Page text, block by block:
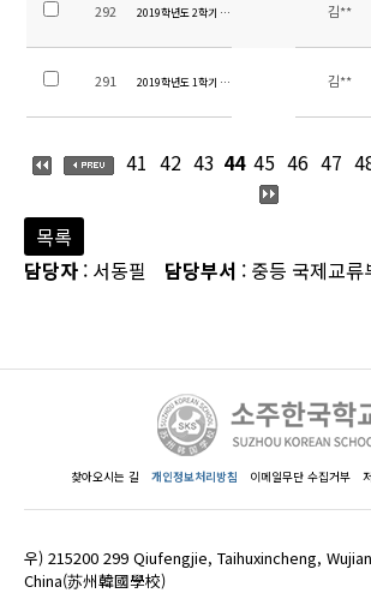
292 2019학년도 2학기 초등 방과후학교 신청 안내김**
291 2019학년도 1학기 초등 방과후학교 만족도 조사 결과
김**
41 42 43 44 45 46 47
목록
담당자 : 서동필 담당부서 : 중등 국제교류
찾아오시는 길 개인정보처리방침 이메일무단 수집거부
우) 215200 299 Qiufengjie, Taihuxincheng,
China(苏州韓國學校)